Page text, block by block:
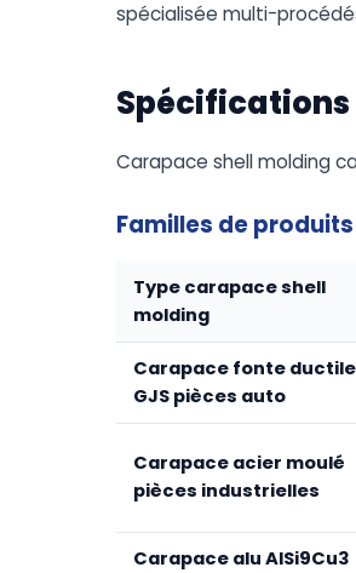
spécialisée multi-
Carapace shell molding
Familles de
Type carapace shell
molding
Carapace fonte ductile
GJS pièces auto
Carapace acier moulé
pièces industrielles
Carapace alu AlSi9Cu3